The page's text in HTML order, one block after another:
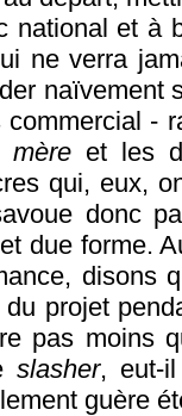
national et à
ne verra
naïvement
commercial -
mère et les
qui, eux,
donc
due forme.
disons
du projet
pas moins
slasher, eut-il
guère